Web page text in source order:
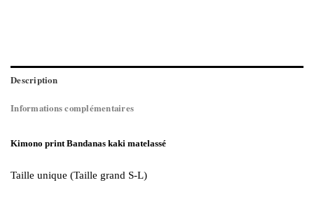
Description
Informations complémentaires
Kimono print Bandanas kaki matelassé
Taille unique (Taille grand S-L)